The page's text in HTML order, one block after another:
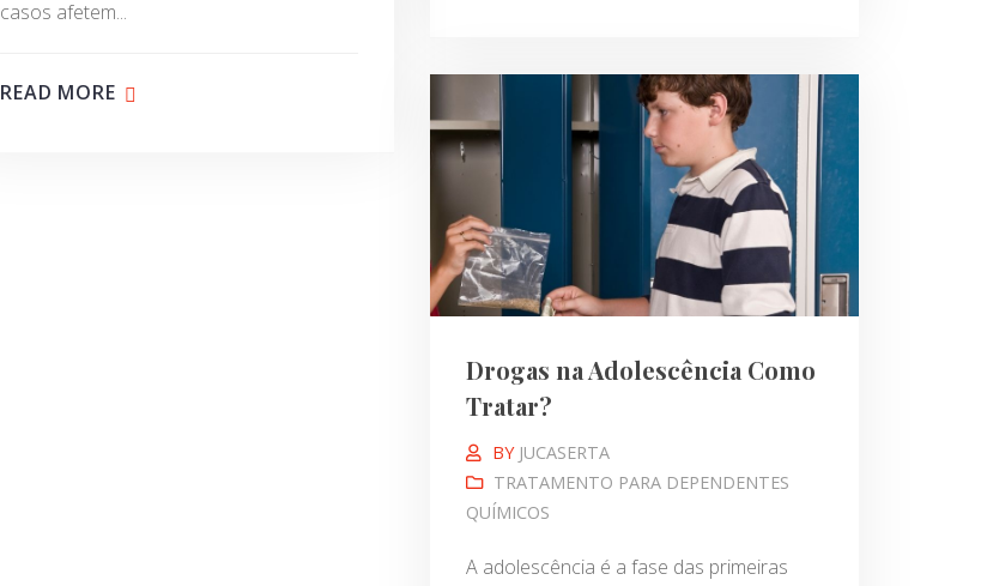
casos afetem...
READ MORE
Drogas na Adolescência Como
Tratar?
BY JUCASERTA
TRATAMENTO PARA DEPENDENTES
QUÍMICOS
A adolescência é a fase das primeiras